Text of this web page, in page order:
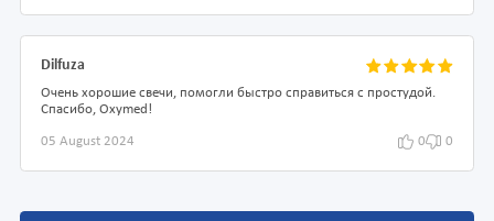
Dilfuza
Очень хорошие свечи, помогли быстро справиться с простудой.
Спасибо, Oxymed!
05 August 2024 0 0